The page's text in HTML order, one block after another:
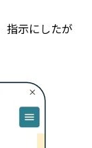
指示にしたが